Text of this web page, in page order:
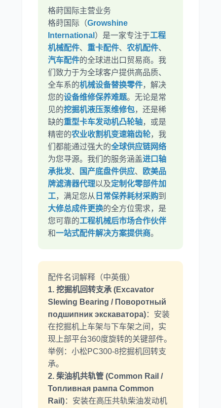
格莳国际主营业务
格莳国际（Growshine
International ）是一家专注于工程
机械配件、 重卡配件、 农机配件、
汽车配件的全球进出口贸易商。我
们致力于为全球客户提供高品质、
全车系的机械设备替换零件，解决
您的设备维修保养难题。无论是常
见的挖掘机液压泵维修包，还是稀
缺的重型卡车发动机凸轮轴，或是
精密的农业收割机变速箱齿轮，我
们都能通过强大的全球供应链网络
为您寻源。我们的服务涵盖进口轴
承批发、 国产底盘件供应、
欧美品
牌滤清器代理以及定制化零部件加
工，满足您从 日常保养耗材采购到
大修总成件更换的全方位需求，是
您可靠的工程机械后市场合作伙伴
和一站式配件解决方案提供商。
配件名词解释（中英俄）
1. 挖掘机回转支承 (Excavator
Slewing Bearing / Поворотный
подшипник экскаватора)：安装
在挖掘机上车架与下车架之间，实
现上部平台360度旋转的关键部件。
举例：小松PC300-8挖掘机回转支
承。
2. 柴油机共轨管 (Common Rail /
Топливная рампа Common
Rail)：安装在高压共轨柴油发动机